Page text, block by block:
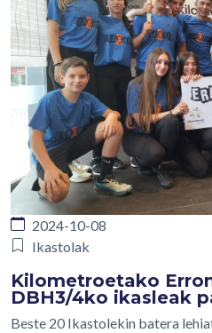
2024-10-08
Ikastolak
Kilometroetako
DBH3/4ko ikasleak
Beste 20 Ikastolekin batera